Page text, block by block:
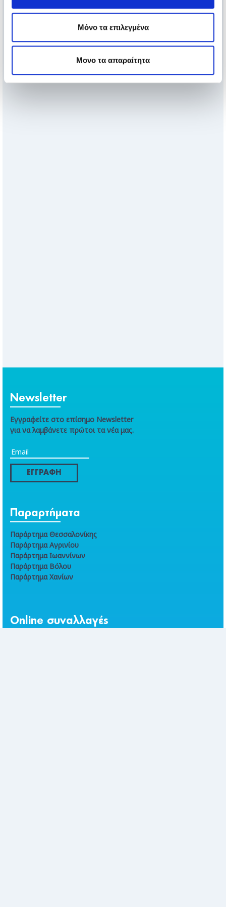
Μόνο τα επιλεγμένα
Μονο τα απαραίτητα
Newsletter
Εγγραφείτε στο επίσημο Newsletter
για να λαμβάνετε πρώτοι τα νέα μας.
ΕΓΓΡΑΦΗ
Παραρτήματα
Παράρτημα Θεσσαλονίκης
Παράρτημα Αγρινίου
Παράρτημα Ιωαννίνων
Παράρτημα Βόλου
Παράρτημα Χανίων
Online συναλλαγές